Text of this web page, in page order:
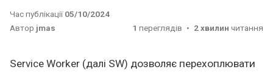
Час публікації05/10/2024
Автор jmas 1 переглядів 2 хвилин читання
Service Worker (далі SW) дозволяє перехоплювати